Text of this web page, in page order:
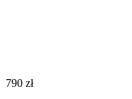
‍790‍ zł